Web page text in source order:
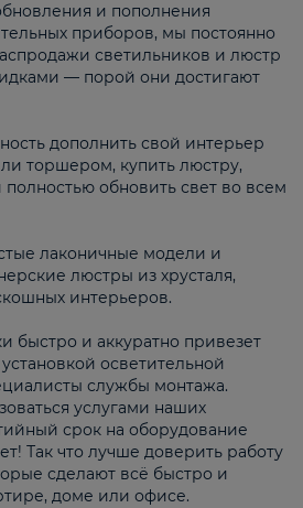
и пополнения
приборов, мы постоянно
светильников и люстр
— порой они достигают
дополнить свой интерьер
торшером, купить люстру,
обновить свет во всем
лаконичные модели и
люстры из хрусталя,
интерьеров.
быстро и аккуратно привезет
осветительной
службы монтажа.
услугами наших
срок на оборудование
Так что лучше доверить работу
сделают всё быстро и
доме или офисе.